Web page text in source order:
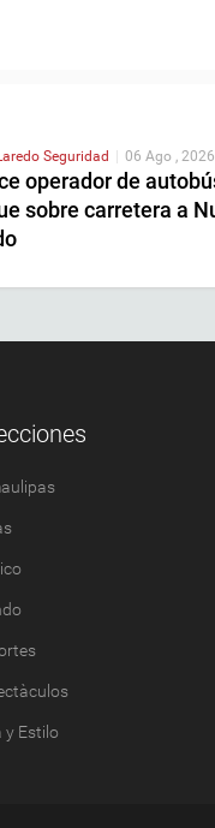
Seguridad | 06 Ago , 2026
operador de
sobre carretera a
y Estilo